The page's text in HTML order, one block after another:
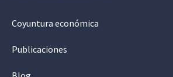
Coyuntura económica
Publicaciones